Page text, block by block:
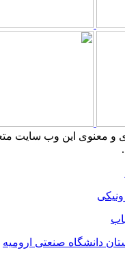
و معنوی این وب سایت
دانشگاه صنعتی ارومیه